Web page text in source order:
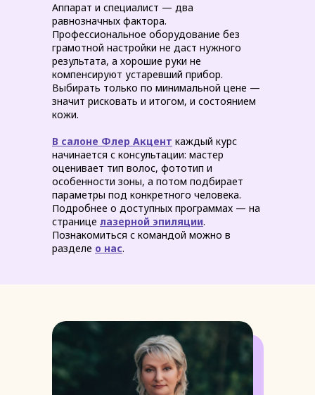
Аппарат и специалист — два
равнозначных фактора.
Профессиональное оборудование без
грамотной настройки не даст нужного
результата, а хорошие руки не
компенсируют устаревший прибор.
Выбирать только по минимальной цене —
значит рисковать и итогом, и состоянием
кожи.
В салоне Флер Акцент каждый курс
начинается с консультации: мастер
оценивает тип волос, фототип и
особенности зоны, а потом подбирает
параметры под конкретного человека.
Подробнее о доступных программах — на
странице лазерной эпиляции.
Познакомиться с командой можно в
разделе о нас.